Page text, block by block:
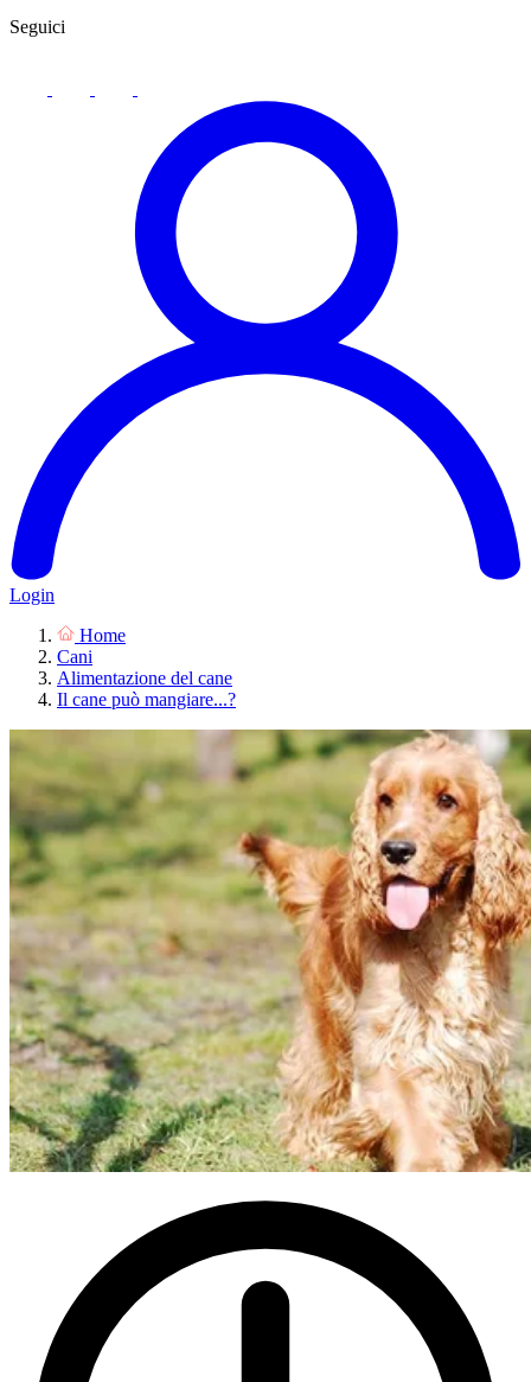
Seguici
Login
Home
Cani
Alimentazione del cane
Il cane può mangiare...?